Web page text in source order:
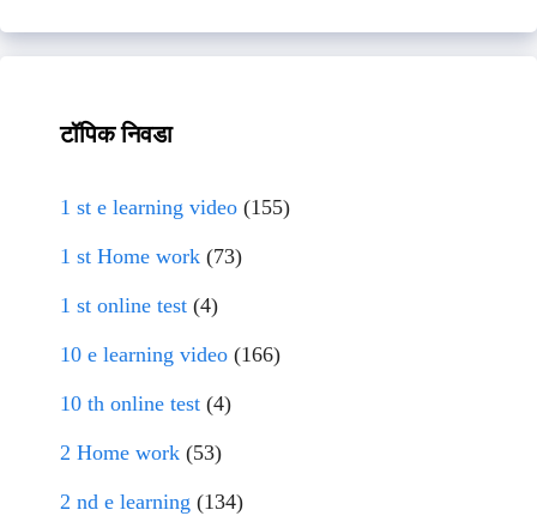
टॉपिक निवडा
1 st e learning video (155)
1 st Home work (73)
1 st online test (4)
10 e learning video (166)
10 th online test (4)
2 Home work (53)
2 nd e learning (134)